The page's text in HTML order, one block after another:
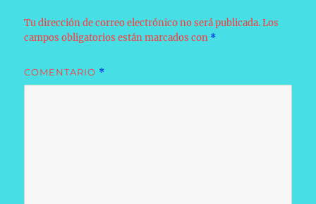
Tu dirección de correo electrónico no será publicada. Los
campos obligatorios están marcados con *
COMENTARIO *